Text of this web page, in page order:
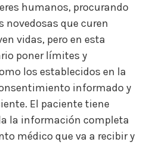
humanos, procurando
que curen
vidas, pero en esta
poner límites y
los establecidos en la
informado y
El paciente tiene
la información completa
médico que va a recibir y